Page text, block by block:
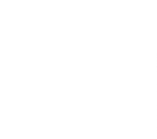
プレ
太田陽子の何でも